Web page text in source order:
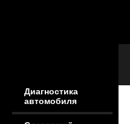
Диагностика
автомобиля